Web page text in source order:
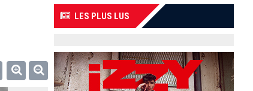
Print
LES PLUS LUS